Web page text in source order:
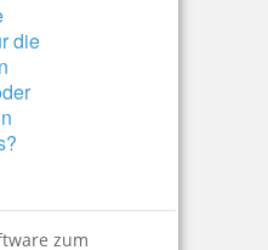
die
zum